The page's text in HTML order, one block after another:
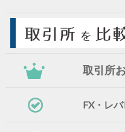
取引所
FX・レ